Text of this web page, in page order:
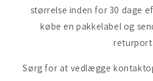
størrelse inden for 30 dage
købe en pakkelabel og
Sørg for at vedlægge